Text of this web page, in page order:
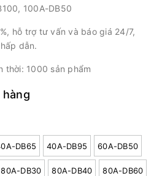
100A-DB50
hỗ trợ tư vấn và báo giá 24/7,
dẫn.
thời: 1000 sản phẩm
hàng
DB65 40A-DB95 60A-DB50
80A-DB30 80A-DB40 80A-DB60